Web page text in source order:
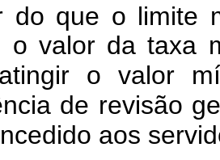
do que o limite
o valor da taxa
o valor
de revisão
aos